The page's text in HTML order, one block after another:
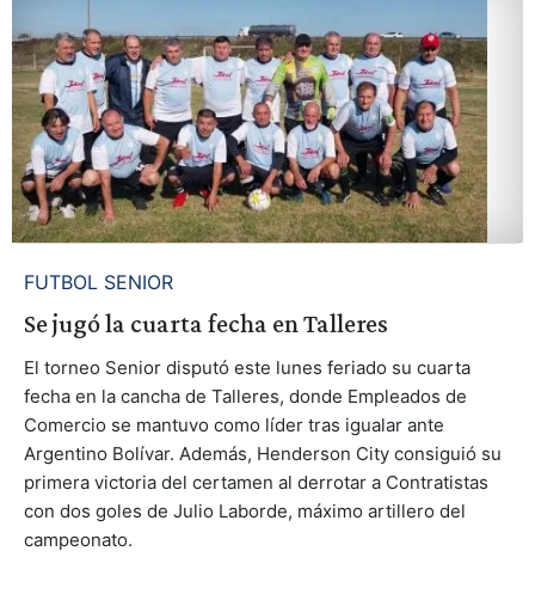
FUTBOL SENIOR
Se jugó la cuarta fecha en Talleres
El torneo Senior disputó este lunes feriado su cuarta
fecha en la cancha de Talleres, donde Empleados de
Comercio se mantuvo como líder tras igualar ante
Argentino Bolívar. Además, Henderson City consiguió su
primera victoria del certamen al derrotar a Contratistas
con dos goles de Julio Laborde, máximo artillero del
campeonato.